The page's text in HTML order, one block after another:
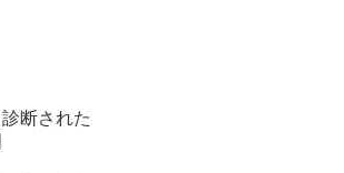
断された